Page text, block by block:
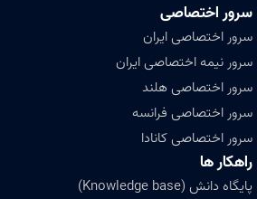
سرور اختصاصی
سرور اختصاصی ایران
سرور نیمه اختصاصی ایران
سرور اختصاصی هلند
سرور اختصاصی فرانسه
سرور اختصاصی کانادا
راهکار ها
پایگاه دانش (Knowledge base)